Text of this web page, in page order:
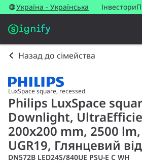
Україна - Українська Інвестори
Назад до сімейства
LuxSpace square, recessed
Philips LuxSpace
Downlight,
200x200 mm, 2500
UGR19, Глянцевий
DN572B LED24S/840UE PSU-E C WH